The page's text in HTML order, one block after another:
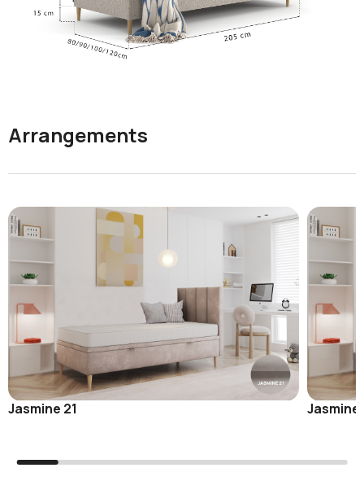
Arrangements
Jasmine 21 Jasmine